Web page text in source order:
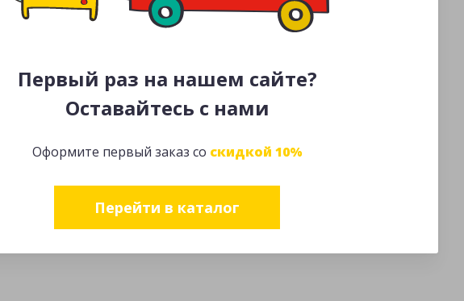
Первый раз на нашем сайте?
Оставайтесь с нами
Оформите первый заказ со скидкой 10%
Перейти в каталог